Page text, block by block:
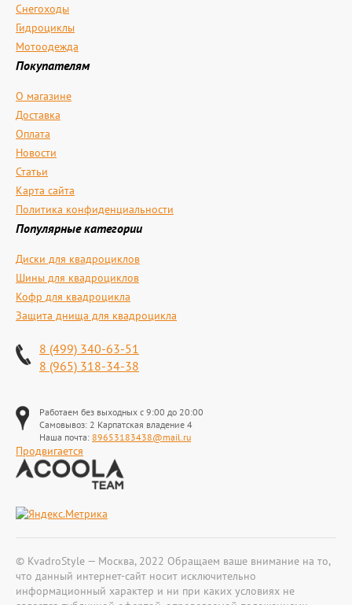
Снегоходы
Гидроциклы
Мотоодежда
Покупателям
О магазине
Доставка
Оплата
Новости
Статьи
Карта сайта
Политика конфиденциальности
Популярные категории
Диски для квадроциклов
Шины для квадроциклов
Кофр для квадроцикла
Защита днища для квадроцикла
8 (499) 340-63-51
8 (965) 318-34-38
Работаем без выходных с 9:00 до 20:00
Самовывоз: 2 Карпатская владение 4
Наша почта: 89653183438@mail.ru
Продвигается
© KvadroStyle — Москва, 2022 Обращаем ваше внимание на то,
что данный интернет-сайт носит исключительно
информационный характер и ни при каких условиях не